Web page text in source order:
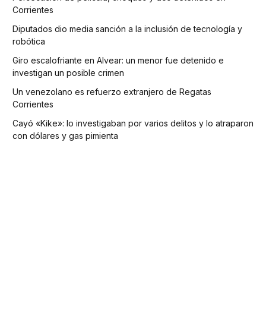
Corrientes
Diputados dio media sanción a la inclusión de tecnología y
robótica
Giro escalofriante en Alvear: un menor fue detenido e
investigan un posible crimen
Un venezolano es refuerzo extranjero de Regatas
Corrientes
Cayó «Kike»: lo investigaban por varios delitos y lo atraparon
con dólares y gas pimienta